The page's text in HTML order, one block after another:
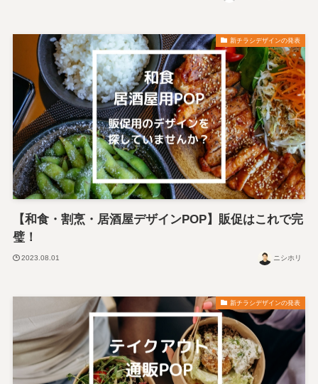
新チラシデザインの発表
【和食・割烹・居酒屋デザインPOP】販促はこれで完
璧！
2023.08.01 ニシホリ
新チラシデザインの発表